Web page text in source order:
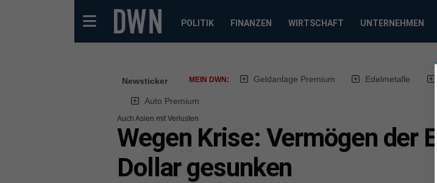
POLITIK FINANZEN WIRTSCHAFT UNTERNEHMEN
Newsticker MEIN DWN: Geldanlage Premium Edelmetalle
Auto Premium
Auch Asien mit Verlusten
Wegen Krise: Vermögen der
Dollar gesunken